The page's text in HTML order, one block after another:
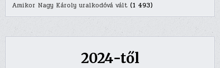
Amikor Nagy Károly uralkodóvá vált (1 493)
2024-től